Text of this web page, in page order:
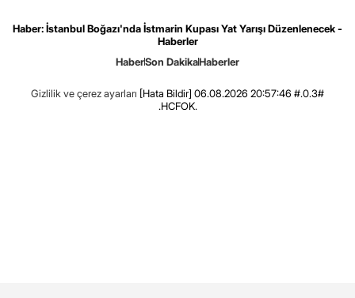
Haber: İstanbul Boğazı'nda İstmarin Kupası Yat Yarışı Düzenlenecek -
Haberler
HaberSon DakikaHaberler
Gizlilik ve çerez ayarları [Hata Bildir] 06.08.2026 20:57:46 #.0.3#
.HCFOK.